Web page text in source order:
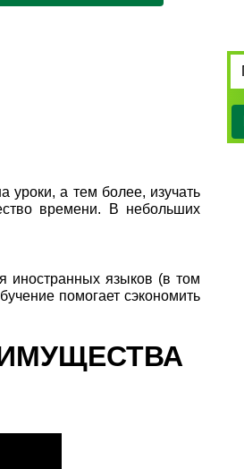
а тем более, изучать
времени. В небольших
иностранных языков (в том
помогает сэкономить